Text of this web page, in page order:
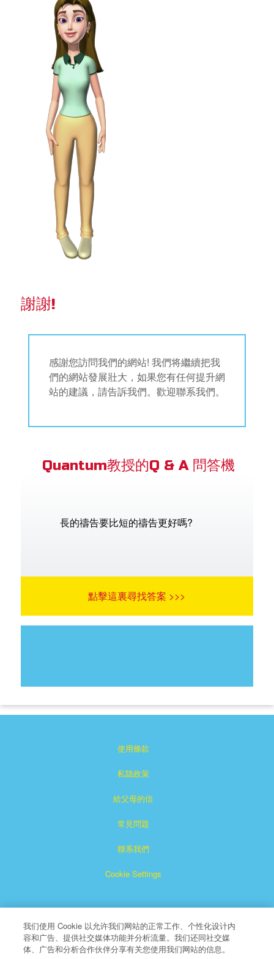
謝謝!
感謝您訪問我們的網站! 我們将繼續把我
們的網站發展壯大，如果您有任何提升網
站的建議，請告訴我們。歡迎聯系我們。
Quantum教授的Q & A 問答機
長的禱告要比短的禱告更好嗎?
點擊這裏尋找答案 >>>
使用條款
私隐政策
給父母的信
常見問題
聯系我們
Cookie Settings
我们使用 Cookie 以允许我们网站的正常工作、个性化设计内
容和广告、提供社交媒体功能并分析流量。我们还同社交媒
体、广告和分析合作伙伴分享有关您使用我们网站的信息。